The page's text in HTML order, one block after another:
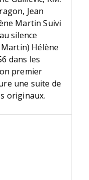
Jean
Martin Suivi
silence
Hélène
dans les
premier
une suite de
originaux.